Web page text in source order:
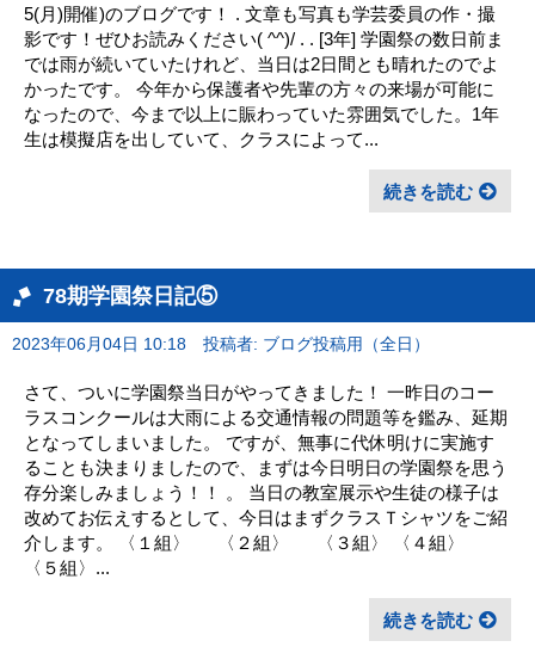
5(月)開催)のブログです！ . 文章も写真も学芸委員の作・撮
影です！ぜひお読みください( ^^)/ . . [3年] 学園祭の数日前ま
では雨が続いていたけれど、当日は2日間とも晴れたのでよ
かったです。 今年から保護者や先輩の方々の来場が可能に
なったので、今まで以上に賑わっていた雰囲気でした。1年
生は模擬店を出していて、クラスによって...
続きを読む
78期学園祭日記⑤
2023年06月04日 10:18 投稿者: ブログ投稿用（全日）
さて、ついに学園祭当日がやってきました！ 一昨日のコー
ラスコンクールは大雨による交通情報の問題等を鑑み、延期
となってしまいました。 ですが、無事に代休明けに実施す
ることも決まりましたので、まずは今日明日の学園祭を思う
存分楽しみましょう！！ 。 当日の教室展示や生徒の様子は
改めてお伝えするとして、今日はまずクラスＴシャツをご紹
介します。 〈１組〉 〈２組〉 〈３組〉 〈４組〉
〈５組〉...
続きを読む